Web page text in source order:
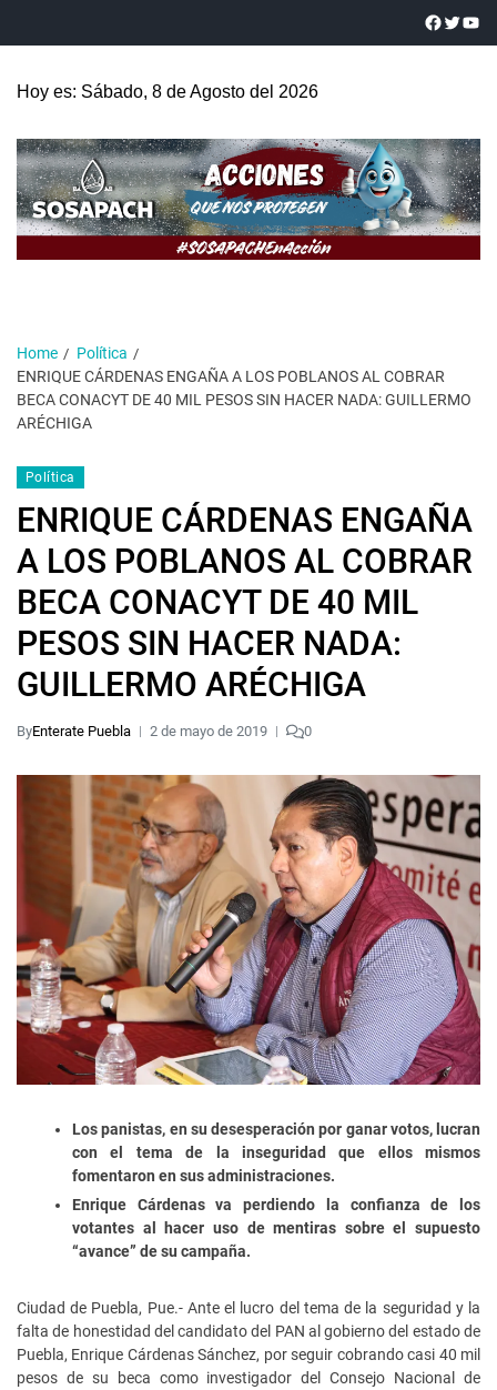
Hoy es: Sábado, 8 de Agosto del 2026
Home
Política
ENRIQUE CÁRDENAS ENGAÑA A LOS POBLANOS AL COBRAR
BECA CONACYT DE 40 MIL PESOS SIN HACER NADA: GUILLERMO
ARÉCHIGA
Política
ENRIQUE CÁRDENAS ENGAÑA
A LOS POBLANOS AL COBRAR
BECA CONACYT DE 40 MIL
PESOS SIN HACER NADA:
GUILLERMO ARÉCHIGA
ByEnterate Puebla 2 de mayo de 2019 0
Los panistas, en su desesperación por ganar votos, lucran
con el tema de la inseguridad que ellos mismos
fomentaron en sus administraciones.
Enrique Cárdenas va perdiendo la confianza de los
votantes al hacer uso de mentiras sobre el supuesto
“avance” de su campaña.
Ciudad de Puebla, Pue.- Ante el lucro del tema de la seguridad y la
falta de honestidad del candidato del PAN al gobierno del estado de
Puebla, Enrique Cárdenas Sánchez, por seguir cobrando casi 40 mil
pesos de su beca como investigador del Consejo Nacional de